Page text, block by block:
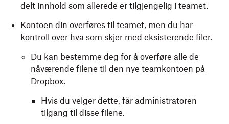
delt innhold som allerede er tilgjengelig i teamet.
Kontoen din overføres til teamet, men du har
kontroll over hva som skjer med eksisterende filer.
Du kan bestemme deg for å overføre alle de
nåværende filene til den nye teamkontoen på
Dropbox.
Hvis du velger dette, får administratoren
tilgang til disse filene.